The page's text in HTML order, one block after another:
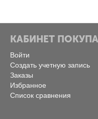
КАБИНЕТ
Войти
Создать учетную запись
Заказы
Избранное
Список сравнения